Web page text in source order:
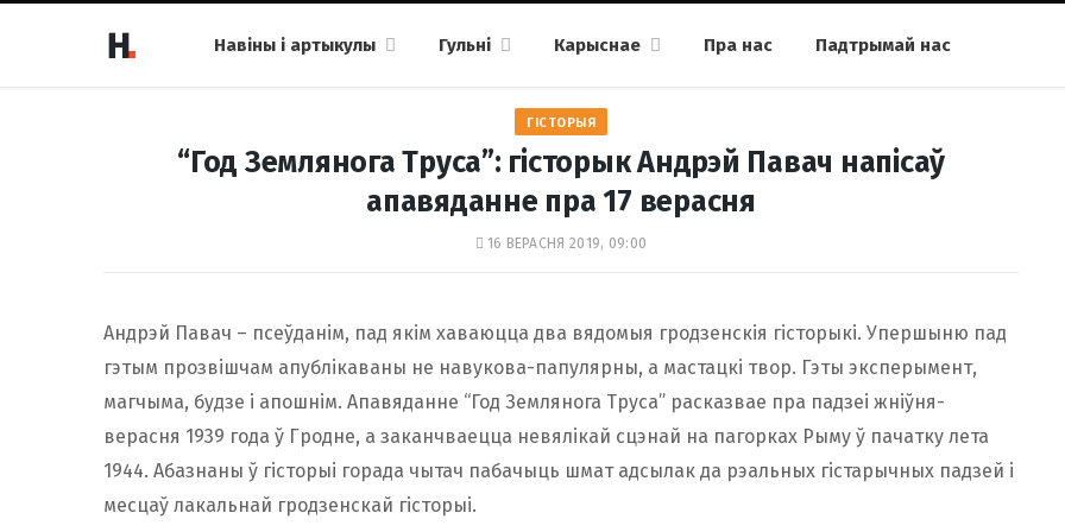
Навіны і артыкулы Гульні Карыснае Пра нас Падтрымай нас
ГІСТОРЫЯ
“Год Землянога Труса”: гісторык Андрэй Павач напісаў
апавяданне пра 17 верасня
16 ВЕРАСНЯ 2019, 09:00
Андрэй Павач – псеўданім, пад якім хаваюцца два вядомыя гродзенскія гісторыкі. Упершыню пад
гэтым прозвішчам апублікаваны не навукова-папулярны, а мастацкі твор. Гэты эксперымент,
магчыма, будзе і апошнім. Апавяданне “Год Землянога Труса” расказвае пра падзеі жніўня-
верасня 1939 года ў Гродне, а заканчваецца невялікай сцэнай на пагорках Рыму ў пачатку лета
1944. Абазнаны ў гісторыі горада чытач пабачыць шмат адсылак да рэальных гістарычных падзей і
месцаў лакальнай гродзенскай гісторыі.